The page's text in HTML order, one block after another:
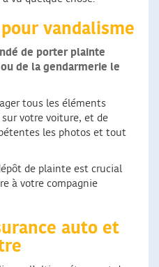
vandalisme
de porter plainte
de la gendarmerie le
tous les éléments
votre voiture, et de
les photos et tout
de plainte est crucial
à votre compagnie
auto et